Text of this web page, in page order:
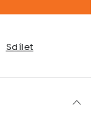
Sdílet